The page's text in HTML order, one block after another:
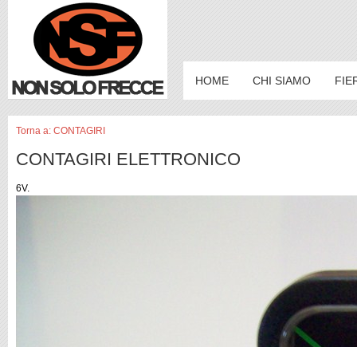
HOME CHI SIAMO
Torna a: CONTAGIRI
CONTAGIRI ELETTRONICO
6V.